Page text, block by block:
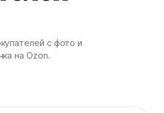
с фото и
на Ozon.